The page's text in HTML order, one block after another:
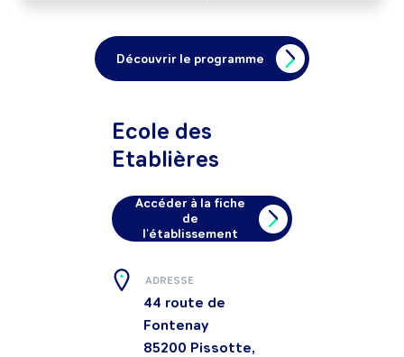
Découvrir le programme
Ecole des
Etablières
Accéder à la fiche
de
l'établissement
ADRESSE
44 route de
Fontenay
85200 Pissotte,